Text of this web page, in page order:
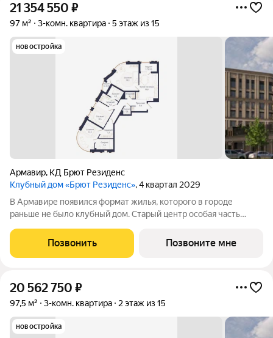
21 354 550 ₽
97 м² 3-комн. квартира 5 этаж из 15
новостройка
Армавир, КД Брют Резиденс
Клубный дом «Брют Резиденс», 4 квартал 2029
В Армавире появился формат жилья, которого в городе
раньше не было клубный дом. Старый центр особая часть
скверы, театр и школы в пешей доступности. Район, который
сформировался десятилетиями
Позвонить Позвоните мне
20 562 750 ₽
97,5 м² 3-комн. квартира 2 этаж из 15
новостройка